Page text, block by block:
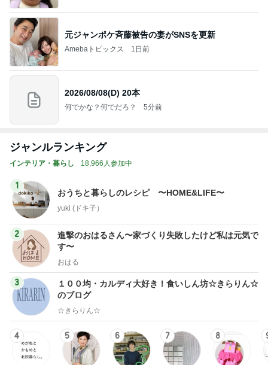
元ジャンポケ斉藤被告の妻がSNSを更新
Amebaトピックス 1日前
2026/08/08(D) 20本
何でかな？何でだろ？ 5分前
ジャンルランキング
インテリア・暮らし 18,966人参加中
1
おうちと暮らしのレシピ 〜HOME&LIFE〜
yuki (ドキ子）
2
進撃のおはるさん〜家づくり失敗したけど私は元気で
す〜
おはる
3
１００均・カルディ大好き！食いしん坊☆きらりん☆
のブログ
☆きらりん☆
4 5 6 7 8